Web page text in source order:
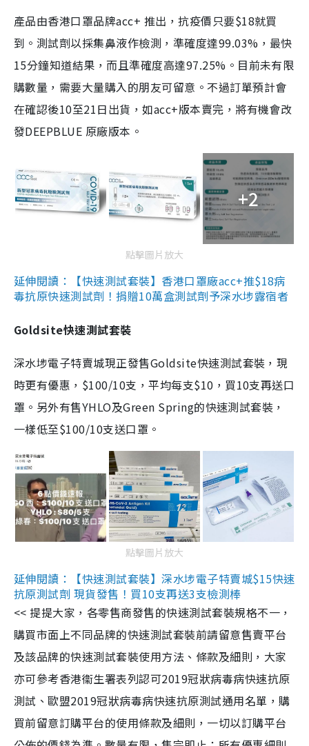
產品由香港口罩品牌acc+ 推出，抗疫價只要$18就買
到。測試劑以採集鼻液作檢測，準確度達99.03%，最快
15分鐘知道結果，而且準確度高達97.25%。目前未有限
購數量，需要大量購入的朋友可留意。不過訂單預計會
在確認後10至21日出貨，如acc+版本賣完，將有機會改
發DEEPBLUE 原廠版本。
+2
點擊圖片放大
延伸閱讀：【快速測試套裝】香港口罩廠acc+推$18病
毒抗原快速測試劑！捐贈10萬盒測試劑予深水埗露宿者
Goldsite快速測試套裝
深水埗電子特賣城現正發售Goldsite快速測試套裝，現
時更有優惠，$100/10支，平均每支$10，買10支再送口
罩。另外有售YHLO及Green Spring的快速測試套裝，
一樣低至$100/10支送口罩。
點擊圖片放大
延伸閱讀：【快速測試套裝】深水埗電子特賣城$15快速
抗原測試劑 現貨發售！買10支再送3支檢測棒
<< 提提大家，各零售商發售的快速測試套裝規格不一，
購買市面上不同品牌的快速測試套裝前請留意售賣平台
及該品牌的快速測試套裝使用方法、條款及細則，大家
亦可參考香港衞生署表列認可2019冠狀病毒病快速抗原
測試、歐盟2019冠狀病毒病快速抗原測試通用名單，購
買前留意訂購平台的使用條款及細則，一切以訂購平台